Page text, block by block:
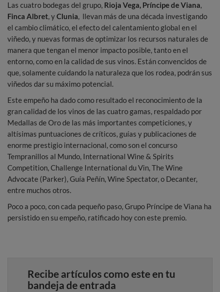
Las cuatro bodegas del grupo, Rioja Vega, Príncipe de Viana,
Finca Albret, yClunia, llevan más de una década investigando
el cambio climático, el efecto del calentamiento global en el
viñedo, y nuevas formas de optimizar los recursos naturales de
manera que tengan el menor impacto posible, tanto en el
entorno, como en la calidad de sus vinos. Están convencidos de
que, solamente cuidando la naturaleza que los rodea, podrán sus
viñedos dar su máximo potencial.
Este empeño ha dado como resultado el reconocimiento de la
gran calidad de los vinos de las cuatro gamas, respaldado por
Medallas de Oro de las más importantes competiciones, y
altísimas puntuaciones de críticos, guías y publicaciones de
enorme prestigio internacional, como son el concurso
Tempranillos al Mundo, International Wine & Spirits
Competition, Challenge International du Vin, The Wine
Advocate (Parker), Guía Peñín, Wine Spectator, o Decanter,
entre muchos otros.
Poco a poco, con cada pequeño paso, Grupo Príncipe de Viana ha
persistido en su empeño, ratificado hoy con este premio.
Recibe artículos como este en tu
bandeja de entrada